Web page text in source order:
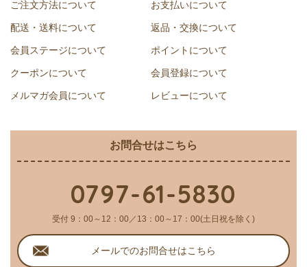
ご注文方法について お支払いについて
配送・送料について 返品・交換について
会員ステージについて ポイントについて
クーポンについて 会員登録について
メルマガ会員について レビューについて
お問合せはこちら
0797-61-5830
受付 9：00～12：00／13：00～17：00(土日祝を除く)
メールでのお問合せはこちら